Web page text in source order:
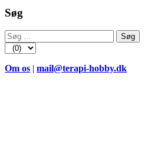
Søg
Søg
efter:
Om os | mail@terapi-hobby.dk